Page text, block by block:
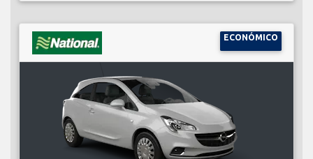
ECONÓMICO